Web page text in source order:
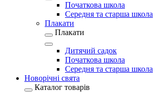
Початкова школа
Середня та старша школа
Плакати
Плакати
Дитячий садок
Початкова школа
Середня та старша школа
Новорічні свята
Каталог товарів